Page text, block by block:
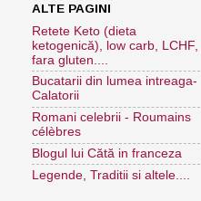
ALTE PAGINI
Retete Keto (dieta
ketogenică), low carb, LCHF,
fara gluten....
Bucatarii din lumea intreaga-
Calatorii
Romani celebrii - Roumains
célèbres
Blogul lui Cătă in franceza
Legende, Traditii si altele....